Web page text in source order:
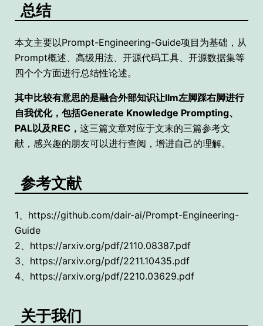
总结
本文主要以Prompt-Engineering-Guide项目为基础，从
Prompt概述、高级用法、开源代码工具、开源数据集等
四个个方面进行总结性论述。
其中比较有意思的是融合外部知识让llm左脚踩右脚进行
自我优化，包括Generate Knowledge Prompting、
PAL以及REC， 这三篇文章对应于文末的三篇参考文
献，感兴趣的朋友可以进行查阅，增进自己的理解。
参考文献
1、https://github.com/dair-ai/Prompt-Engineering-
Guide
2、https://arxiv.org/pdf/2110.08387.pdf
3、https://arxiv.org/pdf/2211.10435.pdf
4、https://arxiv.org/pdf/2210.03629.pdf
关于我们